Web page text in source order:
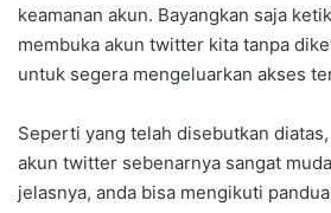
keamanan akun. Bayangkan saja
membuka akun twitter kita tanpa
untuk segera mengeluarkan akses
Seperti yang telah disebutkan
akun twitter sebenarnya sangat
jelasnya, anda bisa mengikuti